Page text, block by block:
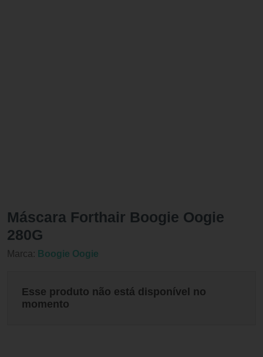
Máscara Forthair Boogie Oogie
280G
Marca: Boogie Oogie
Esse produto não está disponível no
momento